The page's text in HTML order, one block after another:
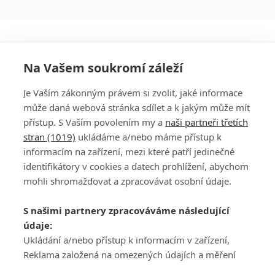
PŘIHLÁSIT
REGISTROVAT
DISKUZE
Šéfredaktorkou webu jePetr Slavík, e-mailserialy@fandimefilmu.cz
Máte-li zájem o inzerci na našem webu napište nám na e-mail
studio@koncal.com
Ochrana osobních údajů|Zásady používání cookies |Pravidla webu
Na Vašem soukromí záleží
Je Vaším zákonným právem si zvolit, jaké informace
může daná webová stránka sdílet a k jakým může mít
přístup. S Vaším povolením my a naši partneři třetích
stran (1019) ukládáme a/nebo máme přístup k
informacím na zařízení, mezi které patří jedinečné
identifikátory v cookies a datech prohlížení, abychom
mohli shromažďovat a zpracovávat osobní údaje.
S našimi partnery zpracováváme následující
údaje:
Ukládání a/nebo přístup k informacím v zařízení,
Reklama založená na omezených údajích a měření